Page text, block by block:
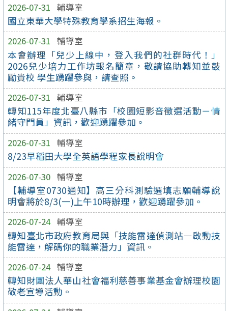
2026-07-31 輔導室
國立東華大學特殊教育學系招生海報。
2026-07-31 輔導室
本會辦理「兒少上線中，登入我們的社群時代！」
2026兒少培力工作坊報名簡章，敬請協助轉知並鼓
勵貴校 學生踴躍參與，請查照。
2026-07-31 輔導室
轉知115年度北臺八縣市「校園短影音徵選活動－情
緒守門員」資訊，歡迎踴躍參加。
2026-07-31 輔導室
8/23早稻田大學全英語學程家長說明會
2026-07-30 輔導室
【輔導室0730通知】高三分科測驗選填志願輔導說
明會將於8/3(一)上午10時辦理，歡迎踴躍參加。
2026-07-24 輔導室
轉知臺北市政府教育局與「技能雷達偵測站—啟動技
能雷達，解碼你的職業潛力」資訊。
2026-07-24 輔導室
轉知財團法人華山社會福利慈善事業基金會辦理校園
敬老宣導活動。